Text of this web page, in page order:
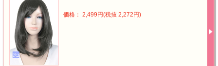
価格： 2,499円(税抜 2,272円)